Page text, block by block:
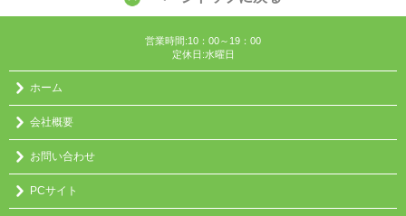
営業時間:10：00～19：00
定休日:水曜日
ホーム
会社概要
お問い合わせ
PCサイト